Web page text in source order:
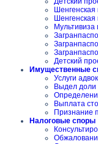
Шенгенская
Шенгенская
Мультивиза
Детский
Имущественные
Услуги
Выдел доли
Выплата
Признание
Налоговые споры